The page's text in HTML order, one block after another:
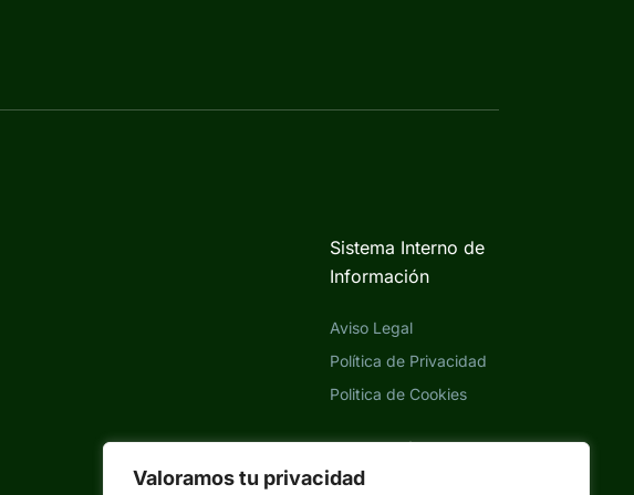
Valoramos tu privacidad
Sistema Interno de
Información
Aviso Legal
Política de Privacidad
Politica de Cookies
Eliminación cuenta
APP